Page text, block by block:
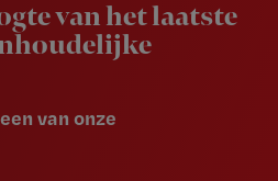
van het laatste
van onze